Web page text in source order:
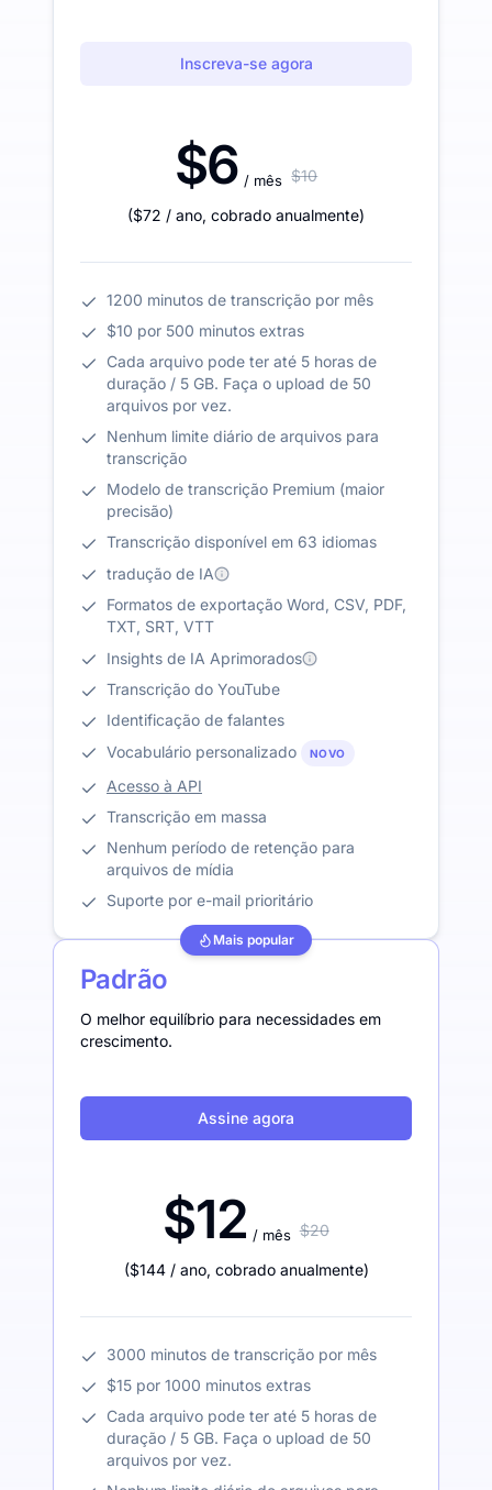
Inscreva-se agora
$6 / mês $10
($72 / ano, cobrado anualmente)
1200 minutos de transcrição por mês
$10 por 500 minutos extras
Cada arquivo pode ter até 5 horas de
duração / 5 GB. Faça o upload de 50
arquivos por vez.
Nenhum limite diário de arquivos para
transcrição
Modelo de transcrição Premium (maior
precisão)
Transcrição disponível em 63 idiomas
tradução de IA
Formatos de exportação Word, CSV, PDF,
TXT, SRT, VTT
Insights de IA Aprimorados
Transcrição do YouTube
Identificação de falantes
Vocabulário personalizado
NOVO
Acesso à API
Transcrição em massa
Nenhum período de retenção para
arquivos de mídia
Suporte por e-mail prioritário
Mais popular
Padrão
O melhor equilíbrio para necessidades em
crescimento.
Assine agora
$12 / mês $20
($144 / ano, cobrado anualmente)
3000 minutos de transcrição por mês
$15 por 1000 minutos extras
Cada arquivo pode ter até 5 horas de
duração / 5 GB. Faça o upload de 50
arquivos por vez.